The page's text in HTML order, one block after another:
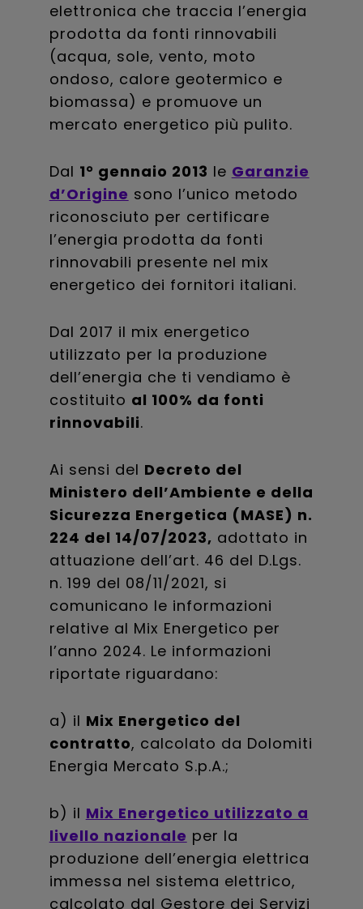
elettronica che traccia l’energia
prodotta da fonti rinnovabili
(acqua, sole, vento, moto
ondoso, calore geotermico e
biomassa) e promuove un
mercato energetico più pulito.
Dal 1° gennaio 2013 le Garanzie
d’Origine sono l’unico metodo
riconosciuto per certificare
l’energia prodotta da fonti
rinnovabili presente nel mix
energetico dei fornitori italiani.
Dal 2017 il mix energetico
utilizzato per la produzione
dell’energia che ti vendiamo è
costituito al 100% da fonti
rinnovabili.
Ai sensi del Decreto del
Ministero dell’Ambiente e della
Sicurezza Energetica (MASE) n.
224 del 14/07/2023, adottato in
attuazione dell’art. 46 del D.Lgs.
n. 199 del 08/11/2021, si
comunicano le informazioni
relative al Mix Energetico per
l’anno 2024. Le informazioni
riportate riguardano:
a) il Mix Energetico del
contratto, calcolato da Dolomiti
Energia Mercato S.p.A.;
b) il Mix Energetico utilizzato a
livello nazionale per la
produzione dell’energia elettrica
immessa nel sistema elettrico,
calcolato dal Gestore dei Servizi